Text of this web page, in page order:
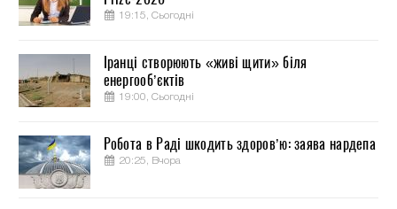
19:15, Сьогодні
Іранці створюють «живі щити» біля
енергооб’єктів
19:00, Сьогодні
Робота в Раді шкодить здоров’ю: заява нардепа
20:25, Вчора